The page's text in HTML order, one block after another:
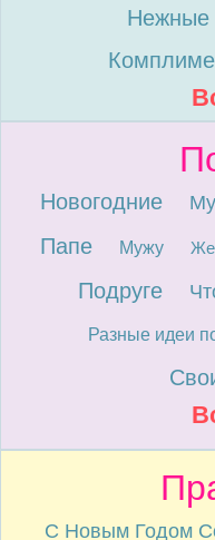
Нежные
Новогодние
Папе Мужу
Подруге
Разные идеи
С Новым Годом